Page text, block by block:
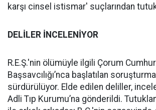
karşı cinsel istismar' suçlarından
DELİLER İNCELENİYOR
R.E.Ş.'nin ölümüyle ilgili Çorum
Başsavcılığı’nca başlatılan
sürdürülüyor. Elde edilen deliller,
Adli Tıp Kurumu’na gönderildi.